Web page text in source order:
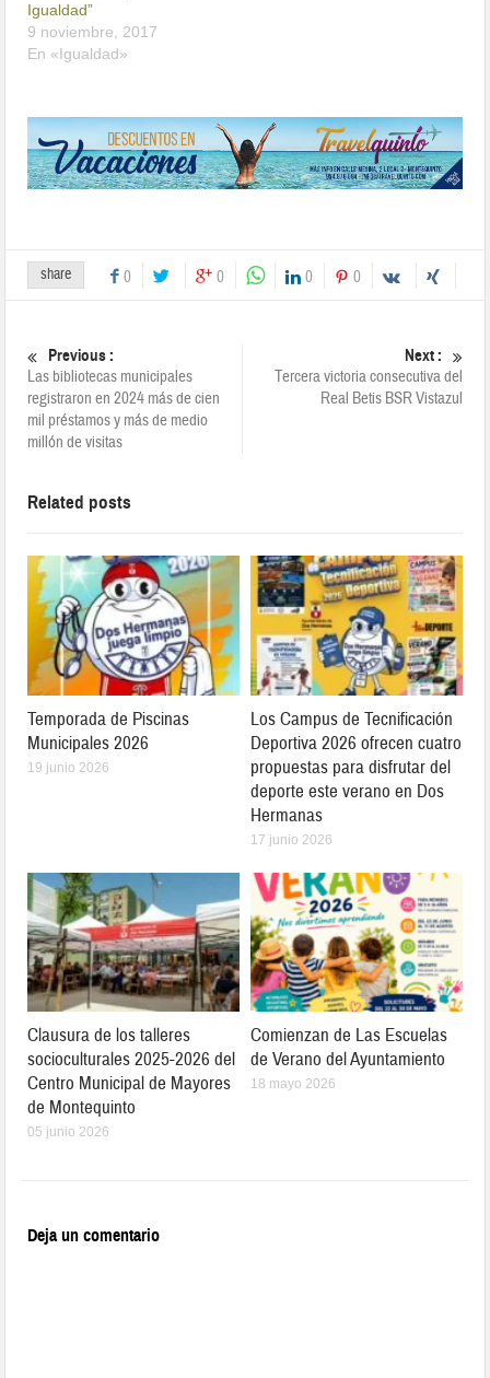
Igualdad”
9 noviembre, 2017
En «Igualdad»
share 0 0 0 0
Previous :
Las bibliotecas municipales
registraron en 2024 más de cien
mil préstamos y más de medio
millón de visitas
Next :
Tercera victoria consecutiva del
Real Betis BSR Vistazul
Related posts
Temporada de Piscinas
Municipales 2026
19 junio 2026
Los Campus de Tecnificación
Deportiva 2026 ofrecen cuatro
propuestas para disfrutar del
deporte este verano en Dos
Hermanas
17 junio 2026
Clausura de los talleres
socioculturales 2025-2026 del
Centro Municipal de Mayores
de Montequinto
05 junio 2026
Comienzan de Las Escuelas
de Verano del Ayuntamiento
18 mayo 2026
Deja un comentario